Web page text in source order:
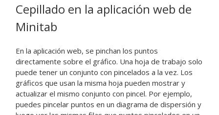
Cepillado en la aplicación web de
Minitab
En la aplicación web, se pinchan los puntos
directamente sobre el gráfico. Una hoja de trabajo solo
puede tener un conjunto con pincelados a la vez. Los
gráficos que usan la misma hoja pueden mostrar y
actualizar el mismo conjunto con pincel. Por ejemplo,
puedes pincelar puntos en un diagrama de dispersión y